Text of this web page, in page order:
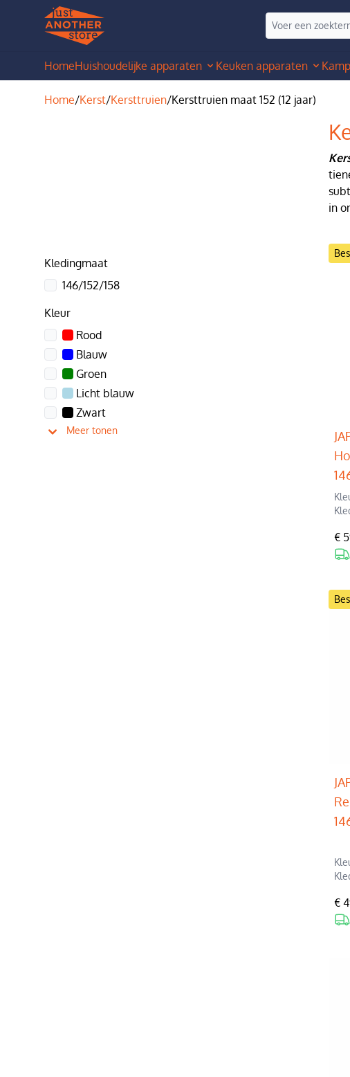
HomeHuishoudelijke apparaten Keuken apparaten
Home/Kerst/Kersttruien/Kersttruien maat 152 (12 jaar)
in
Kledingmaat
146/152/158
Kleur
Rood
Blauw
Groen
Licht blauw
Zwart
Meer tonen
€
€